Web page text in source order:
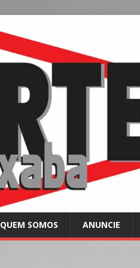
QUEM SOMOS ANUNCIE